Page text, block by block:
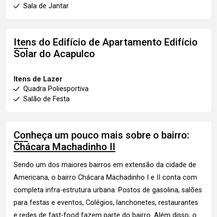
Sala de Jantar
Itens do Edifício de Apartamento Edifício
Solar do Acapulco
Itens de Lazer
Quadra Poliesportiva
Salão de Festa
Conheça um pouco mais sobre o bairro:
Chácara Machadinho II
Sendo um dos maiores bairros em extensão da cidade de
Americana, o bairro Chácara Machadinho I e II conta com
completa infra-estrutura urbana. Postos de gasolina, salões
para festas e eventos, Colégios, lanchonetes, restaurantes
e redes de fast-food fazem parte do bairro. Além disso, o